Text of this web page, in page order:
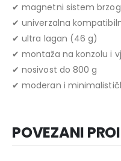
✔ magnetni sistem
✔ univerzalna
✔ ultra lagan (46 g)
✔ montaža na konzolu i
✔ nosivost do 800 g
✔ moderan i
POVEZANI